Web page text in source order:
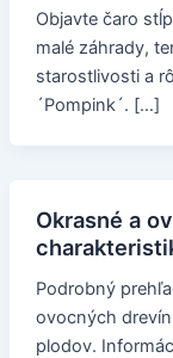
Objavte čaro
malé záhrady,
starostlivosti a
´Pompink´. […]
Okrasné a
Podrobný
ovocných
plodov.